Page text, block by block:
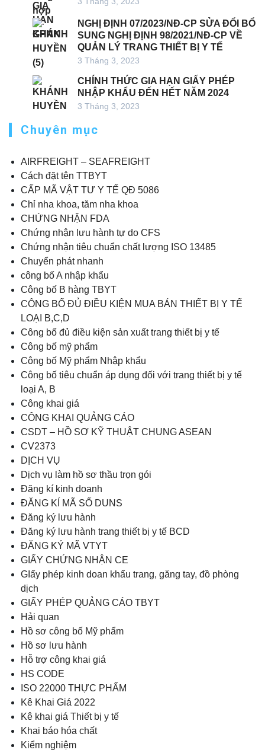
NGHỊ ĐỊNH 07/2023/NĐ-CP SỬA ĐỔI BỔ
SUNG NGHỊ ĐỊNH 98/2021/NĐ-CP VỀ
QUẢN LÝ TRANG THIẾT BỊ Y TẾ
3 Tháng 3, 2023
CHÍNH THỨC GIA HẠN GIẤY PHÉP
NHẬP KHẨU ĐẾN HẾT NĂM 2024
3 Tháng 3, 2023
Chuyên mục
AIRFREIGHT – SEAFREIGHT
Cách đặt tên TTBYT
CẤP MÃ VẬT TƯ Y TẾ QĐ 5086
Chỉ nha khoa, tăm nha khoa
CHỨNG NHẬN FDA
Chứng nhận lưu hành tự do CFS
Chứng nhận tiêu chuẩn chất lượng ISO 13485
Chuyển phát nhanh
công bố A nhập khẩu
Công bố B hàng TBYT
CÔNG BỐ ĐỦ ĐIỀU KIỆN MUA BÁN THIẾT BỊ Y TẾ
LOẠI B,C,D
Công bố đủ điều kiện sản xuất trang thiết bị y tế
Công bố mỹ phẩm
Công bố Mỹ phẩm Nhập khẩu
Công bố tiêu chuẩn áp dụng đối với trang thiết bị y tế
loại A, B
Công khai giá
CÔNG KHAI QUẢNG CÁO
CSDT – HỒ SƠ KỸ THUẬT CHUNG ASEAN
CV2373
DỊCH VỤ
Dịch vụ làm hồ sơ thầu trọn gói
Đăng kí kinh doanh
ĐĂNG KÍ MÃ SỐ DUNS
Đăng ký lưu hành
Đăng ký lưu hành trang thiết bị y tế BCD
ĐĂNG KÝ MÃ VTYT
GIẤY CHỨNG NHẬN CE
GIấy phép kinh doan khẩu trang, găng tay, đồ phòng
dịch
GIẤY PHÉP QUẢNG CÁO TBYT
Hải quan
Hồ sơ công bố Mỹ phẩm
Hồ sơ lưu hành
Hỗ trợ công khai giá
HS CODE
ISO 22000 THỰC PHẨM
Kê Khai Giá 2022
Kê khai giá Thiết bị y tế
Khai báo hóa chất
Kiểm nghiệm